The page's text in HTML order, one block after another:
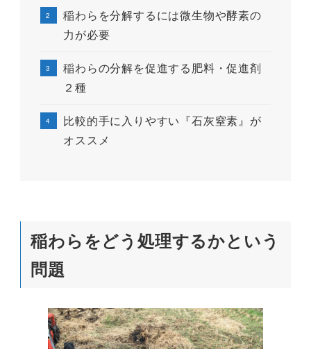
稲わらを分解するには微生物や酵素の
力が必要
稲わらの分解を促進する肥料・促進剤
２種
比較的手に入りやすい『石灰窒素』が
オススメ
稲わらをどう処理するかという
問題